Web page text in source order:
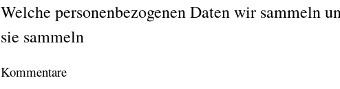
Welche personenbezogenen Daten wir sammeln
sie sammeln
Kommentare